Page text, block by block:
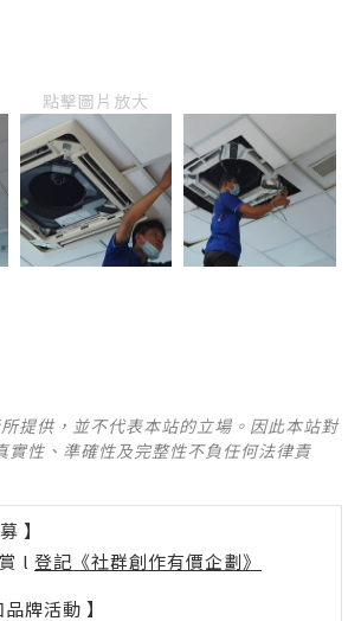
點擊圖片放大
提供，並不代表本站的立場。因此本站對
實性、準確性及完整性不負任何法律責
】
l 登記《社群創作有價企劃》
牌活動 】